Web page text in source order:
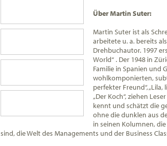
Über Martin Suter:
Martin Suter ist als
arbeitete u. a. bereits
Drehbuchautor. 1997
World“ . Der 1948 in
Familie in Spanien und
wohlkomponierten,
perfekter Freund“, „Lila,
„Der Koch“, ziehen
kennt und schätzt die
ohne die dunklen aus
in seinen Kolumnen,
sind, die Welt des Managements und der Business